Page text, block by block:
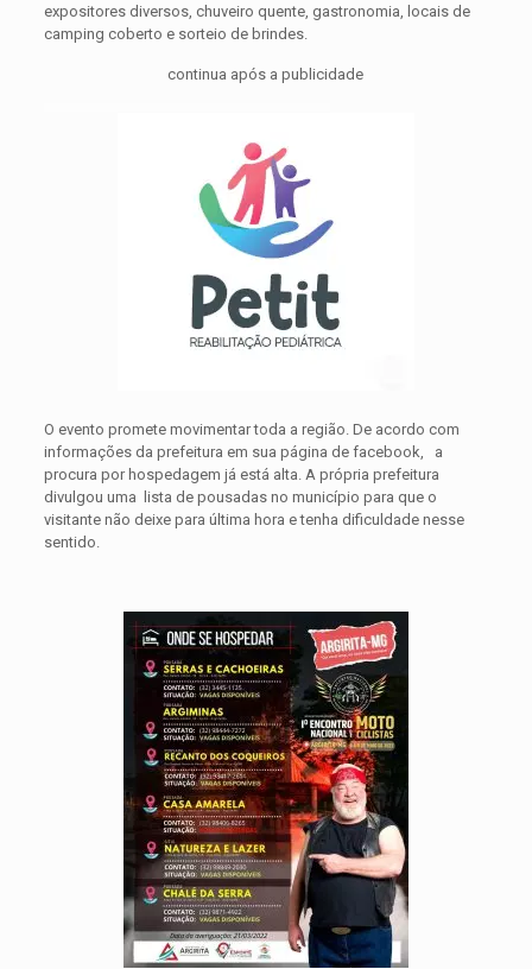
expositores diversos, chuveiro quente, gastronomia, locais de
camping coberto e sorteio de brindes.
continua após a publicidade
O evento promete movimentar toda a região. De acordo com
informações da prefeitura em sua página de facebook, a
procura por hospedagem já está alta. A própria prefeitura
divulgou uma lista de pousadas no município para que o
visitante não deixe para última hora e tenha dificuldade nesse
sentido.